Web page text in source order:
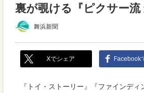
裏が覗ける『ピクサー
舞浜新聞
Xでシェア Facebook
『トイ・ストーリー』『ファインデ